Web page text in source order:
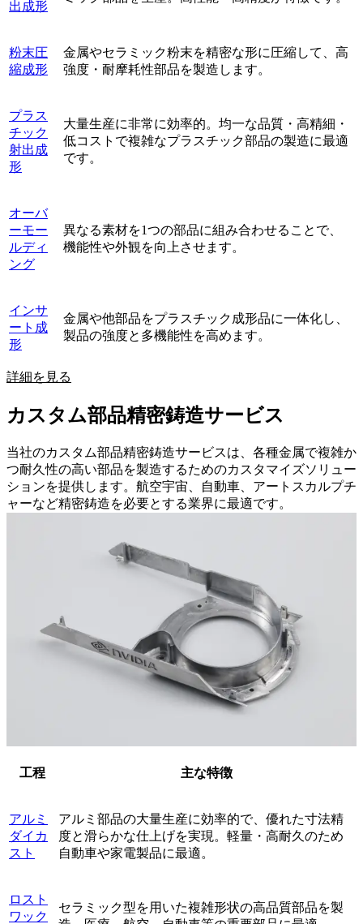
出成形
粉末圧
縮成形
金属やセラミック粉末を精密な形に圧縮して、高
強度・耐摩耗性部品を製造します。
プラス
チック
射出成
形
大量生産に非常に効率的。均一な品質・高精細・
低コストで複雑なプラスチック部品の製造に最適
です。
オーバ
ーモー
ルディ
ング
異なる素材を1つの部品に組み合わせることで、
機能性や外観を向上させます。
インサ
ート成
形
金属や他部品をプラスチック成形品に一体化し、
製品の強度と多機能性を高めます。
詳細を見る
カスタム部品精密鋳造サービス
当社のカスタム部品精密鋳造サービスは、各種金属で複雑か
つ耐久性の高い部品を製造するためのカスタマイズソリュー
ションを提供します。航空宇宙、自動車、アートスカルプチ
ャーなど精密鋳造を必要とする業界に最適です。
工程 主な特徴
アルミ
ダイカ
スト
アルミ部品の大量生産に効率的で、優れた寸法精
度と滑らかな仕上げを実現。軽量・高耐久のため
自動車や家電製品に最適。
ロスト
ワック
セラミック型を用いた複雑形状の高品質部品を製